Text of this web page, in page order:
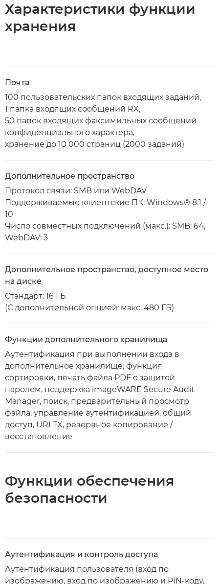
Характеристики функции
хранения
Почта
100 пользовательских папок входящих заданий,
1 папка входящих сообщений RX,
50 папок входящих факсимильных сообщений
конфиденциального характера,
хранение до 10 000 страниц (2000 заданий)
Дополнительное пространство
Протокол связи: SMB или WebDAV
Поддерживаемые клиентские ПК: Windows® 8.1 /
10
Число совместных подключений (макс.): SMB: 64,
WebDAV: 3
Дополнительное пространство, доступное место
на диске
Стандарт: 16 ГБ
(С дополнительной опцией: макс. 480 ГБ)
Функции дополнительного хранилища
Аутентификация при выполнении входа в
дополнительное хранилище, функция
сортировки, печать файла PDF с защитой
паролем, поддержка imageWARE Secure Audit
Manager, поиск, предварительный просмотр
файла, управление аутентификацией, общий
доступ, URI TX, резервное копирование /
восстановление
Функции обеспечения
безопасности
Аутентификация и контроль доступа
Аутентификация пользователя (вход по
изображению, вход по изображению и PIN-коду,